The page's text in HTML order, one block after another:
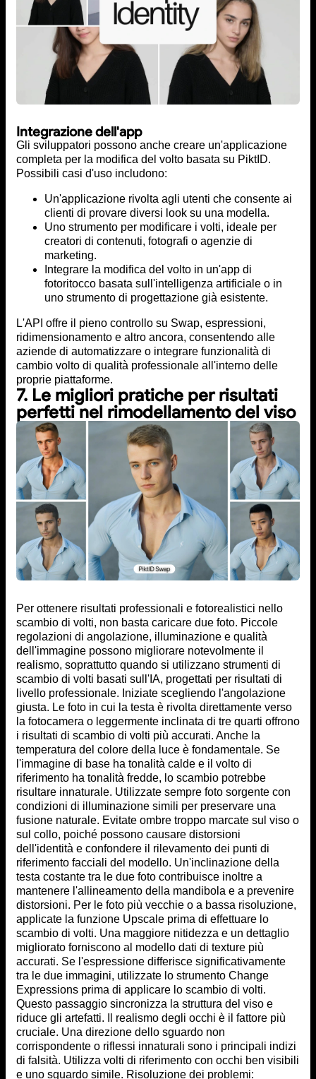
Integrazione dell'app
Gli sviluppatori possono anche creare un'applicazione
completa per la modifica del volto basata su PiktID.
Possibili casi d'uso includono:
Un'applicazione rivolta agli utenti che consente ai
clienti di provare diversi look su una modella.
Uno strumento per modificare i volti, ideale per
creatori di contenuti, fotografi o agenzie di
marketing.
Integrare la modifica del volto in un'app di
fotoritocco basata sull'intelligenza artificiale o in
uno strumento di progettazione già esistente.
L'API offre il pieno controllo su Swap, espressioni,
ridimensionamento e altro ancora, consentendo alle
aziende di automatizzare o integrare funzionalità di
cambio volto di qualità professionale all'interno delle
proprie piattaforme.
7. Le migliori pratiche per risultati
perfetti nel rimodellamento del viso
Per ottenere risultati professionali e fotorealistici nello
scambio di volti, non basta caricare due foto. Piccole
regolazioni di angolazione, illuminazione e qualità
dell'immagine possono migliorare notevolmente il
realismo, soprattutto quando si utilizzano strumenti di
scambio di volti basati sull'IA, progettati per risultati di
livello professionale. Iniziate scegliendo l'angolazione
giusta. Le foto in cui la testa è rivolta direttamente verso
la fotocamera o leggermente inclinata di tre quarti offrono
i risultati di scambio di volti più accurati. Anche la
temperatura del colore della luce è fondamentale. Se
l'immagine di base ha tonalità calde e il volto di
riferimento ha tonalità fredde, lo scambio potrebbe
risultare innaturale. Utilizzate sempre foto sorgente con
condizioni di illuminazione simili per preservare una
fusione naturale. Evitate ombre troppo marcate sul viso o
sul collo, poiché possono causare distorsioni
dell'identità e confondere il rilevamento dei punti di
riferimento facciali del modello. Un'inclinazione della
testa costante tra le due foto contribuisce inoltre a
mantenere l'allineamento della mandibola e a prevenire
distorsioni. Per le foto più vecchie o a bassa risoluzione,
applicate la funzione Upscale prima di effettuare lo
scambio di volti. Una maggiore nitidezza e un dettaglio
migliorato forniscono al modello dati di texture più
accurati. Se l'espressione differisce significativamente
tra le due immagini, utilizzate lo strumento Change
Expressions prima di applicare lo scambio di volti.
Questo passaggio sincronizza la struttura del viso e
riduce gli artefatti. Il realismo degli occhi è il fattore più
cruciale. Una direzione dello sguardo non
corrispondente o riflessi innaturali sono i principali indizi
di falsità. Utilizza volti di riferimento con occhi ben visibili
e uno sguardo simile. Risoluzione dei problemi: